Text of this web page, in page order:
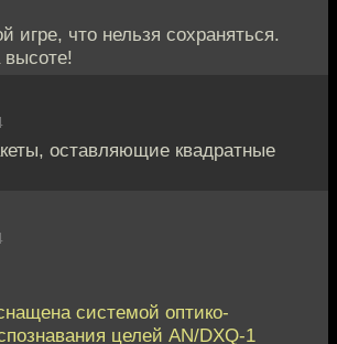
игре, что нельзя сохраняться.
высоте!
оставляющие квадратные
системой оптико-
целей AN/DXQ-1